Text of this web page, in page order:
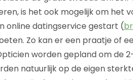
is het ook mogelijk om het
online datingservice gestart (
Zo kan er een praatje of
worden gepland om
natuurlijk op de eigen